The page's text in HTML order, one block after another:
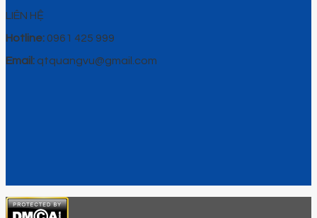
LIÊN HỆ
Hotline: 0961 425 999
Email: qtquangvu@gmail.com